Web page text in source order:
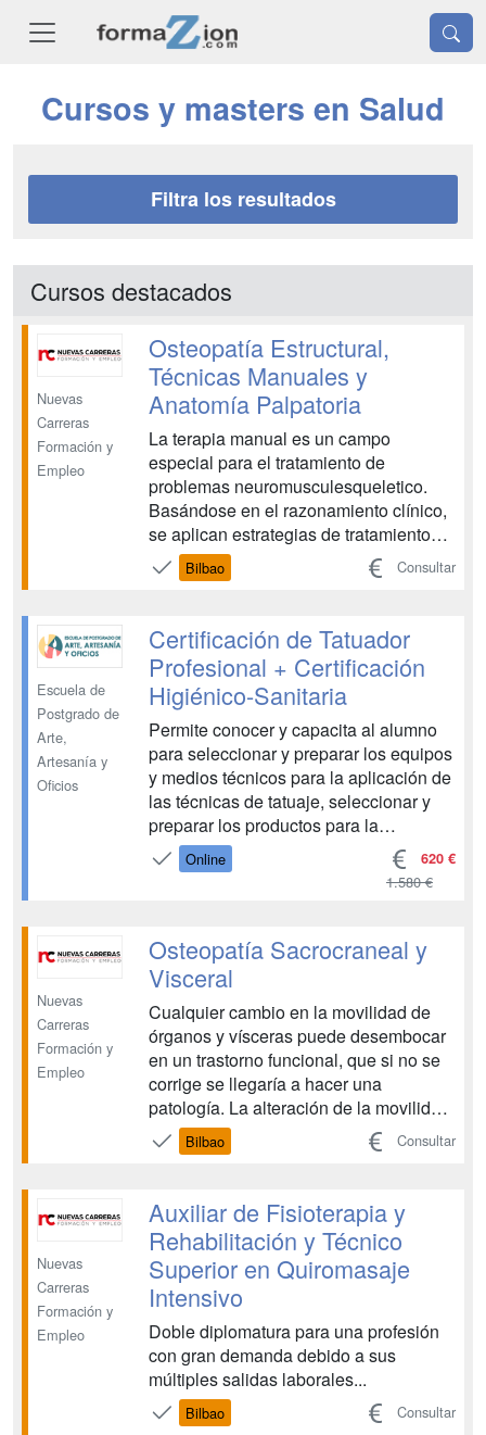
Cursos y masters en Salud
Filtra los resultados
Cursos destacados
Nuevas
Carreras
Formación y
Empleo
Osteopatía Estructural,
Técnicas Manuales y
Anatomía Palpatoria
La terapia manual es un campo
especial para el tratamiento de
problemas neuromusculesqueletico.
Basándose en el razonamiento clínico,
se aplican estrategias de tratamiento
muy especializadas que incluyen
técnicas manuales Para la elección de
conocimiento amplio de la anatomía,
tener en cuenta el lado clínico, reali...
Bilbao Consultar
Escuela de
Postgrado de
Arte,
Artesanía y
Oficios
Certificación de Tatuador
Profesional + Certificación
Higiénico-Sanitaria
Permite conocer y capacita al alumno
para seleccionar y preparar los equipos
y medios técnicos para la aplicación de
las técnicas de tatuaje, seleccionar y
preparar los productos para la
aplicación de las técnicas, aplicar las
medidas de seguridad y prevención de
Además, al final d...
Online 620 €
1.580 €
Nuevas
Carreras
Formación y
Empleo
Osteopatía Sacrocraneal y
Visceral
Cualquier cambio en la movilidad de
órganos y vísceras puede desembocar
en un trastorno funcional, que si no se
corrige se llegaría a hacer una
patología. La alteración de la movilidad,
tanto en defecto como en exceso, en
las vísceras y órganos conlleva un
sanguínea y linfática, provocando
cambios en la calidad...
Bilbao Consultar
Nuevas
Carreras
Formación y
Empleo
Auxiliar de Fisioterapia y
Rehabilitación y Técnico
Superior en Quiromasaje
Intensivo
Doble diplomatura para una profesión
con gran demanda debido a sus
múltiples salidas laborales...
Bilbao Consultar